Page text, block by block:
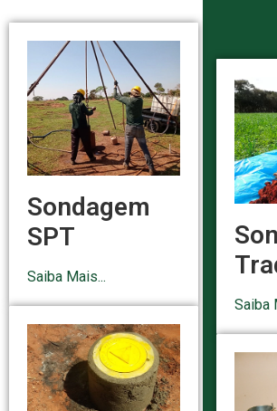
Sondagem
SPT
Saiba Mais...
Saiba